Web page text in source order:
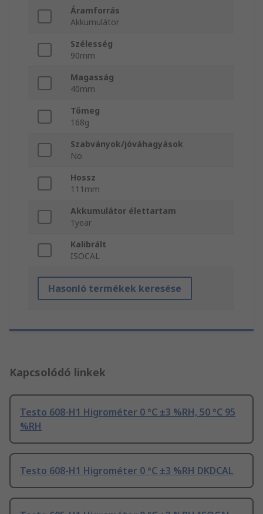
Áramforrás
Akkumulátor
Szélesség
90mm
Magasság
40mm
Tömeg
168g
Szabványok/jóváhagyások
No
Hossz
111mm
Akkumulátor élettartam
1year
Kalibrált
ISOCAL
Hasonló termékek keresése
Kapcsolódó linkek
Testo 608-H1 Higrométer 0 °C ±3 %RH, 50 °C 95
%RH
Testo 608-H1 Higrométer 0 °C ±3 %RH DKDCAL